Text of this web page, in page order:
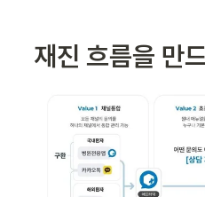
재진 흐름을 만